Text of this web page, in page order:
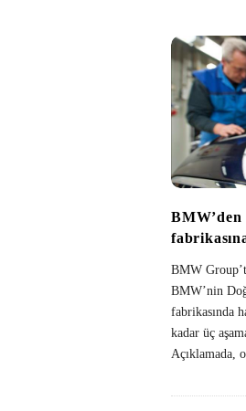
BMW
BMW’nin
fabrikasında
kadar üç
Açıklamada,